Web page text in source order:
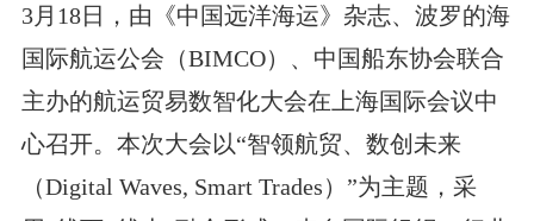
3月18日，由《中国远洋海运》杂志、波罗的海
国际航运公会（BIMCO）、中国船东协会联合
主办的航运贸易数智化大会在上海国际会议中
心召开。本次大会以“智领航贸、数创未来
（Digital Waves, Smart Trades）”为主题，采